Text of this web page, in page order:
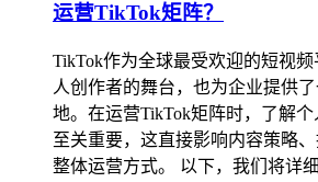
运营TikTok矩阵？
TikTok作为全球最受欢迎的短视
人创作者的舞台，也为企业提供
地。在运营TikTok矩阵时，了解
至关重要，这直接影响内容策略
整体运营方式。 以下，我们将详